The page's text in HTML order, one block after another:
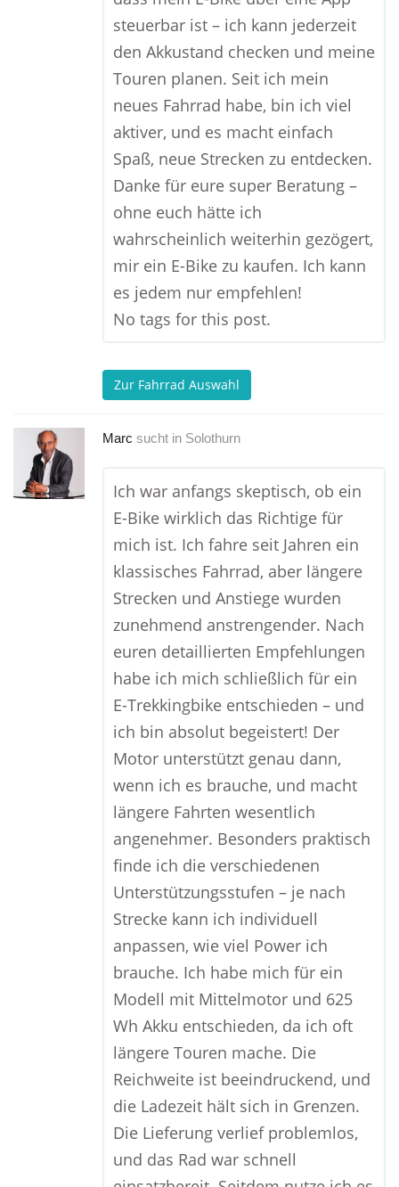
steuerbar ist – ich kann jederzeit
den Akkustand checken und meine
Touren planen. Seit ich mein
neues Fahrrad habe, bin ich viel
aktiver, und es macht einfach
Spaß, neue Strecken zu entdecken.
Danke für eure super Beratung –
ohne euch hätte ich
wahrscheinlich weiterhin gezögert,
mir ein E-Bike zu kaufen. Ich kann
es jedem nur empfehlen!
No tags for this post.
Zur Fahrrad Auswahl
Marc sucht in Solothurn
Ich war anfangs skeptisch, ob ein
E-Bike wirklich das Richtige für
mich ist. Ich fahre seit Jahren ein
klassisches Fahrrad, aber längere
Strecken und Anstiege wurden
zunehmend anstrengender. Nach
euren detaillierten Empfehlungen
habe ich mich schließlich für ein
E-Trekkingbike entschieden – und
ich bin absolut begeistert! Der
Motor unterstützt genau dann,
wenn ich es brauche, und macht
längere Fahrten wesentlich
angenehmer. Besonders praktisch
finde ich die verschiedenen
Unterstützungsstufen – je nach
Strecke kann ich individuell
anpassen, wie viel Power ich
brauche. Ich habe mich für ein
Modell mit Mittelmotor und 625
Wh Akku entschieden, da ich oft
längere Touren mache. Die
Reichweite ist beeindruckend, und
die Ladezeit hält sich in Grenzen.
Die Lieferung verlief problemlos,
und das Rad war schnell